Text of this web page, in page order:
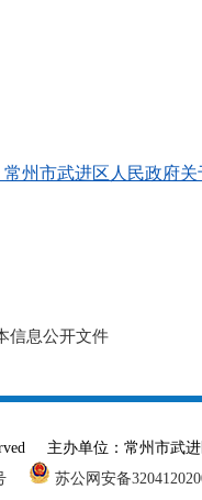
常州市武进区人民政府
信息公开文件
主办单位：常州市
苏公网安备